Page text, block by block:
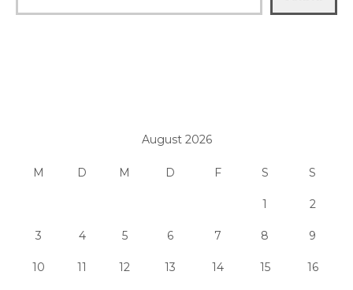
August 2026
M D M D F S S
1 2
3 4 5 6 7 8 9
10 11 12 13 14 15 16